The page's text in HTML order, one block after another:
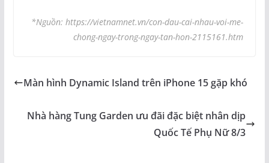
*Nguồn: https://vietnamnet.vn/con-dau-cai-nhau-voi-me-
chong-ngay-trong-ngay-tan-hon-2115161.htm
Màn hình Dynamic Island trên iPhone 15 gặp khó
Nhà hàng Tung Garden ưu đãi đặc biệt nhân dịp
Quốc Tế Phụ Nữ 8/3